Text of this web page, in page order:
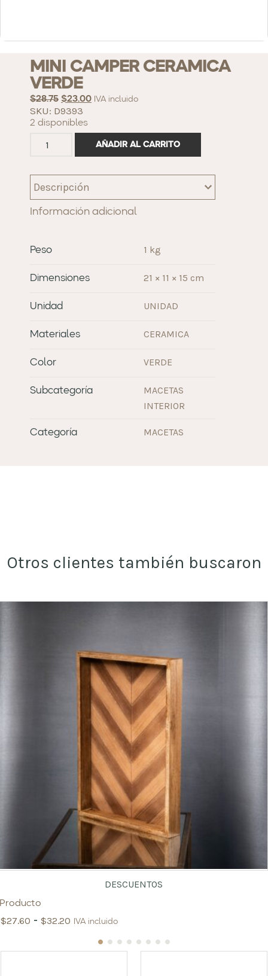
MINI CAMPER CERAMICA
VERDE
$28.75 $23.00 IVA incluido
SKU: D9393
2 disponibles
AÑADIR AL CARRITO
Descripción
Información adicional
Peso 1 kg
Dimensiones 21 × 11 × 15 cm
Unidad UNIDAD
Materiales CERAMICA
Color VERDE
Subcategoría
MACETAS
INTERIOR
Categoría MACETAS
Otros clientes también buscaron
DESCUENTOS
Producto
$27.60 - $32.20 IVA incluido